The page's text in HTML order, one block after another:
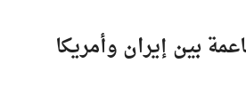
بين إيران وأمريكا